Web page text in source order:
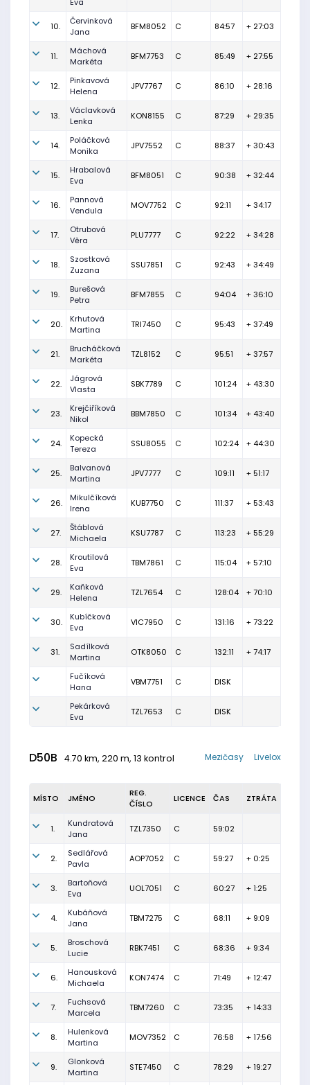
10.
Červinková
Jana
BFM8052 C 84:57 + 27:03
11.
Máchová
Markéta
BFM7753 C 85:49 + 27:55
12.
Pinkavová
Helena
JPV7767 C 86:10 + 28:16
13.
Václavková
Lenka
KON8155 C 87:29 + 29:35
14.
Poláčková
Monika
JPV7552 C 88:37 + 30:43
15.
Hrabalová
Eva
BFM8051 C 90:38 + 32:44
16.
Pannová
Vendula
MOV7752 C 92:11 + 34:17
17.
Otrubová
Věra
PLU7777 C 92:22 + 34:28
18.
Szostková
Zuzana
SSU7851 C 92:43 + 34:49
19.
Burešová
Petra
BFM7855 C 94:04 + 36:10
20.
Krhutová
Martina
TRI7450 C 95:43 + 37:49
21.
Brucháčková
Markéta
TZL8152 C 95:51 + 37:57
22.
Jágrová
Vlasta
SBK7789 C 101:24 + 43:30
23.
Krejčiříková
Nikol
BBM7850 C 101:34 + 43:40
24.
Kopecká
Tereza
SSU8055 C 102:24 + 44:30
25.
Balvanová
Martina
JPV7777 C 109:11 + 51:17
26.
Mikulčíková
Irena
KUB7750 C 111:37 + 53:43
27.
Štáblová
Michaela
KSU7787 C 113:23 + 55:29
28.
Kroutilová
Eva
TBM7861 C 115:04 + 57:10
29.
Kaňková
Helena
TZL7654 C 128:04 + 70:10
30.
Kubíčková
Eva
VIC7950 C 131:16 + 73:22
31.
Sadílková
Martina
OTK8050 C 132:11 + 74:17
Fučíková
Hana
VBM7751 C DISK
Pekárková
Eva
TZL7653 C DISK
D50B 4.70 km, 220 m, 13 kontrol Livelox
Mezičasy
MÍSTO JMÉNO
REG.
ČÍSLO
LICENCE ČAS ZTRÁTA
1.
Kundratová
Jana
TZL7350 C 59:02
2.
Sedlářová
Pavla
AOP7052 C 59:27 + 0:25
3.
Bartoňová
Eva
UOL7051 C 60:27 + 1:25
4.
Kubáňová
Jana
TBM7275 C 68:11 + 9:09
5.
Broschová
Lucie
RBK7451 C 68:36 + 9:34
6.
Hanousková
Michaela
KON7474 C 71:49 + 12:47
7.
Fuchsová
Marcela
TBM7260 C 73:35 + 14:33
8.
Hulenková
Martina
MOV7352 C 76:58 + 17:56
9.
Glonková
Martina
STE7450 C 78:29 + 19:27